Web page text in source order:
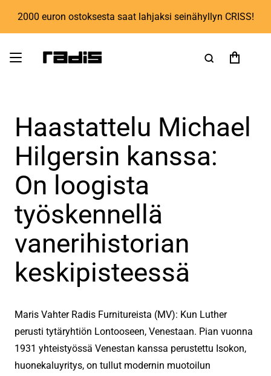
2000 euron ostoksesta saat lahjaksi seinähyllyn CRISS!
Haastattelu Michael
Hilgersin kanssa:
On loogista
työskennellä
vanerihistorian
keskipisteessä
Maris Vahter Radis Furnitureista (MV): Kun Luther
perusti tytäryhtiön Lontooseen, Venestaan. Pian vuonna
1931 yhteistyössä Venestan kanssa perustettu Isokon,
huonekaluyritys, on tullut modernin muotoilun